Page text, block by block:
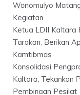
Wonomulyo
Kegiatan
Ketua LDII Kaltara
Tarakan, Berikan
Kamtibmas
Konsolidasi
Kaltara, Tekankan
Pembinaan Pesilat